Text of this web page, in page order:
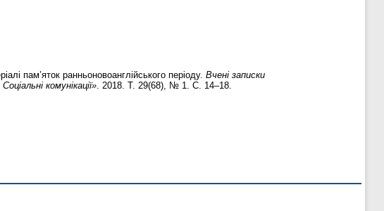
пам’яток ранньоновоанглійського періоду. Вчені записки
комунікації» . 2018. Т. 29(68), № 1. С. 14–18.